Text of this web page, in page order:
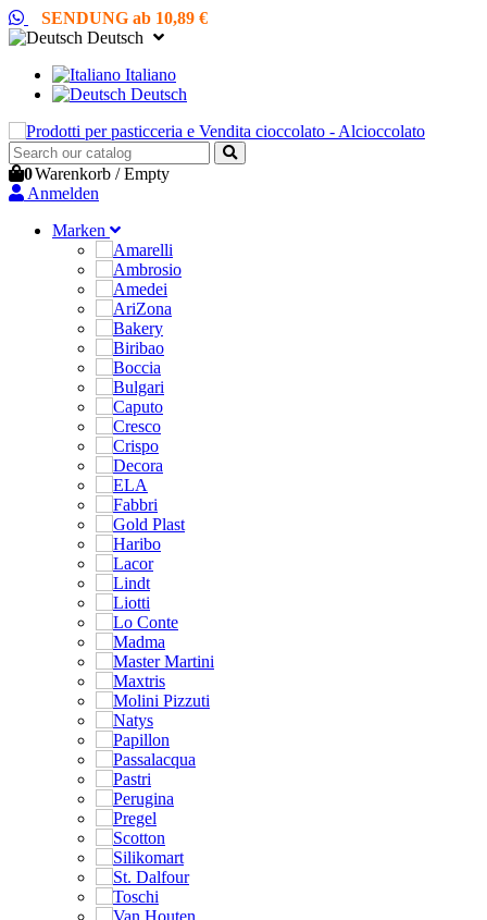
SENDUNG ab 10,89 €
Deutsch
Italiano
Deutsch
0Warenkorb /Empty
Anmelden
Marken